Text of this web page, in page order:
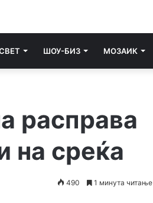
ШОУ-БИЗ МОЗАИК
расправа
на среќа
490 1 минута читање